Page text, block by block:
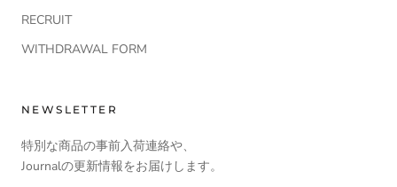
RECRUIT
WITHDRAWAL FORM
NEWSLETTER
特別な商品の事前入荷連絡や、
Journalの更新情報をお届けします。